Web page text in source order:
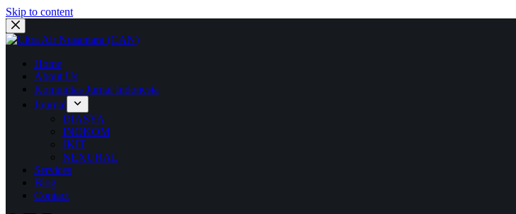
Skip to content
Home
About Us
Komunitas Jurnal Indonesia
Journal
DIASYA
INOKOM
JKIT
NEXURAL
Services
Blog
Contact